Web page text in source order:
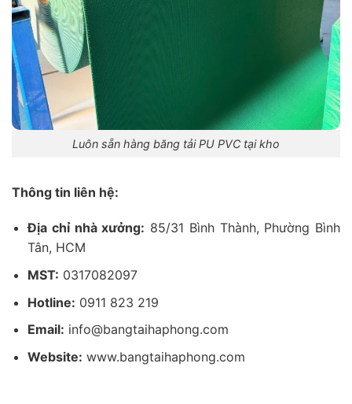
Luôn sẵn hàng băng tải PU PVC tại kho
Thông tin liên hệ:
Địa chỉ nhà xưởng: 85/31 Bình Thành, Phường Bình
Tân, HCM
MST: 0317082097
Hotline: 0911 823 219
Email: info@bangtaihaphong.com
Website: www.bangtaihaphong.com